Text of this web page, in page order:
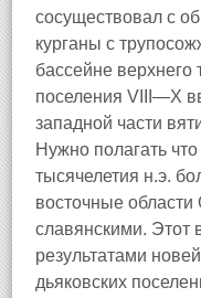
сосуществовал с
курганы с
бассейне
поселения VIII—X
западной части
Нужно полагать что
тысячелетия н.э.
восточные
славянскими. Этот
результатами
дьяковских